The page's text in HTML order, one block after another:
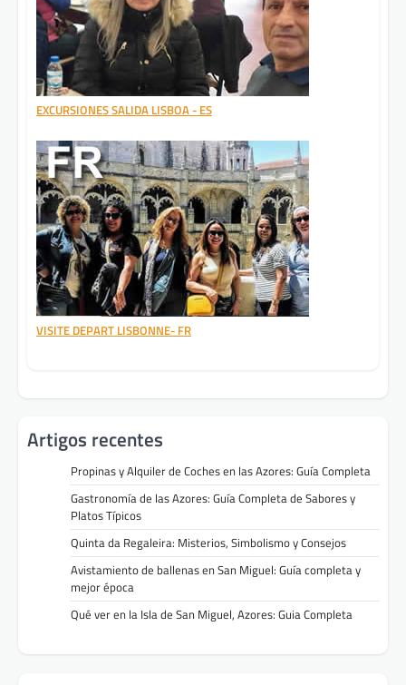
EXCURSIONES SALIDA LISBOA - ES
VISITE DEPART LISBONNE- FR
Artigos recentes
Propinas y Alquiler de Coches en las Azores: Guía Completa
Gastronomía de las Azores: Guía Completa de Sabores y
Platos Típicos
Quinta da Regaleira: Misterios, Simbolismo y Consejos
Avistamiento de ballenas en San Miguel: Guía completa y
mejor época
Qué ver en la Isla de San Miguel, Azores: Guia Completa